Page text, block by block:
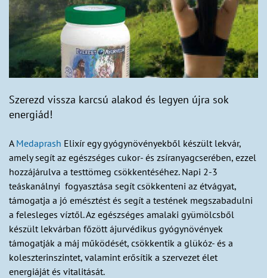
Szerezd vissza karcsú alakod és legyen újra sok
energiád!
A Medaprash Elixír egy gyógynövényekből készült lekvár,
amely segít az egészséges cukor- és zsíranyagcserében, ezzel
hozzájárulva a testtömeg csökkentéséhez. Napi 2-3
teáskanálnyi fogyasztása segít csökkenteni az étvágyat,
támogatja a jó emésztést és segít a testének megszabadulni
a felesleges víztől. Az egészséges amalaki gyümölcsből
készült lekvárban főzött ájurvédikus gyógynövények
támogatják a máj működését, csökkentik a glükóz- és a
koleszterinszintet, valamint erősítik a szervezet élet
energiáját és vitalitását.